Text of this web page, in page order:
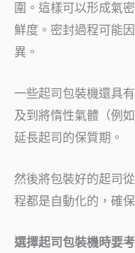
圍。這樣可以形成氣
鮮度。密封過程可能
異。
一些起司包裝機還具
及到將惰性氣體（例
延長起司的保質期。
然後將包裝好的起司
程都是自動化的，確
選擇起司包裝機時要